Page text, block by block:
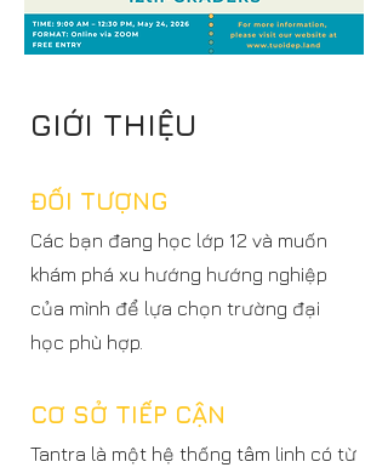
GIỚI THIỆU
ĐỐI TƯỢNG
Các bạn đang học lớp 12 và muốn
khám phá xu hướng hướng nghiệp
của mình để lựa chọn trường đại
học phù hợp.
CƠ SỞ TIẾP CẬN
Tantra là một hệ thống tâm linh có từ